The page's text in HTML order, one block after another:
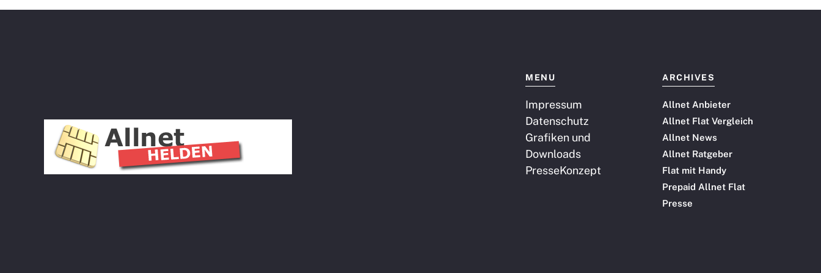
MENU
Impressum
Datenschutz
Grafiken und
Downloads
PresseKonzept
ARCHIVES
Allnet Anbieter
Allnet Flat Vergleich
Allnet News
Allnet Ratgeber
Flat mit Handy
Prepaid Allnet Flat
Presse